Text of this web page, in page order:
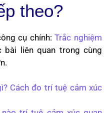
theo?
cụ chính:Trắc nghiệm
liên quan trong cùng
Cách đo trí tuệ cảm xúc